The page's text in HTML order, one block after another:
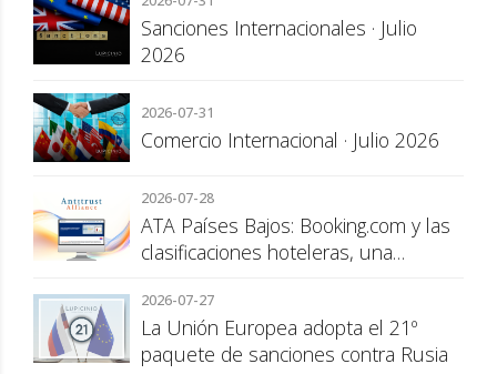
Sanciones Internacionales · Julio
2026
2026-07-31
Comercio Internacional · Julio 2026
2026-07-28
ATA Países Bajos: Booking.com y las
clasificaciones hoteleras, una
consumidor
2026-07-27
La Unión Europea adopta el 21º
paquete de sanciones contra Rusia